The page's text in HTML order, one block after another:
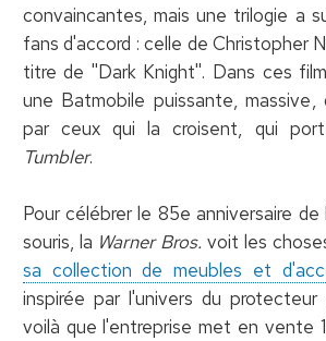
convaincantes, mais une trilogie a
fans d'accord : celle de Christopher
titre de ''Dark Knight''. Dans ces
une Batmobile puissante,
par ceux qui la croisent, qui
Tumbler.
Pour célébrer le 85e anniversaire
souris, la Warner Bros. voit les
sa collection de meubles et
inspirée par l'univers du
voilà que l'entreprise met en vente